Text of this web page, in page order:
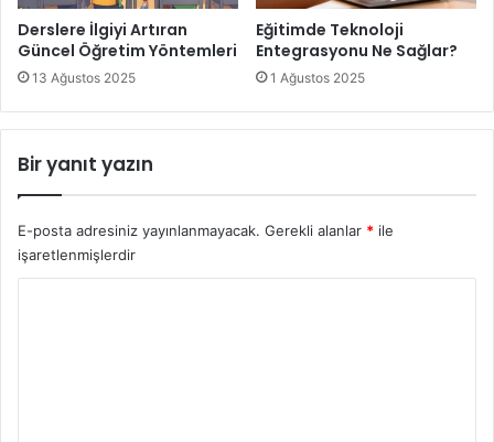
Derslere İlgiyi Artıran
Güncel Öğretim Yöntemleri
13 Ağustos 2025
Eğitimde Teknoloji
Entegrasyonu Ne Sağlar?
1 Ağustos 2025
Bir yanıt yazın
E-posta adresiniz yayınlanmayacak. Gerekli alanlar * ile
işaretlenmişlerdir